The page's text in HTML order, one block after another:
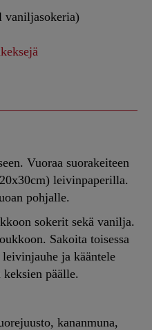
vaniljasokeria)
Vuoraa suorakeiteen
leivinpaperilla.
pohjalle.
sokerit sekä vanilja.
Sakoita toisessa
ja kääntele
päälle.
kananmuna,